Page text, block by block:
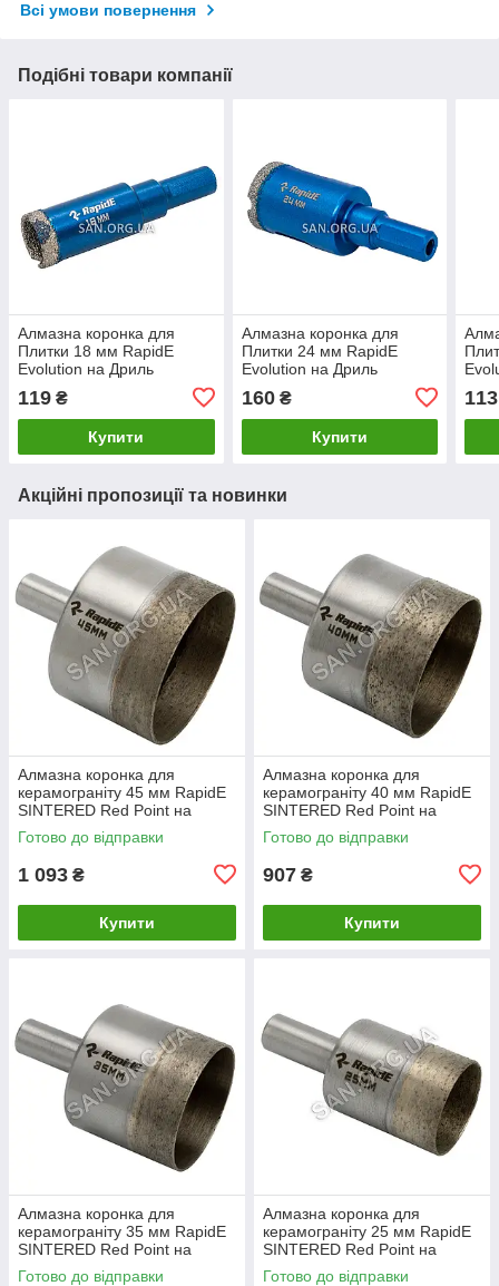
Всі умови повернення
Подібні товари компанії
Алмазна коронка для
Плитки 18 мм RapidE
Evolution на Дриль
119 ₴
Купити
Алмазна коронка для
Плитки 24 мм RapidE
Evolution на Дриль
160₴
Купити
113
Акційні пропозиції та новинки
Алмазна коронка для
керамограніту 45 мм RapidE
SINTERED Red Point на
Дриль
Готово до відправки
1 093 ₴
Купити
Алмазна коронка для
керамограніту 40 мм RapidE
SINTERED Red Point на
Дриль
Готово до відправки
907 ₴
Купити
Алмазна коронка для
керамограніту 35 мм RapidE
SINTERED Red Point на
Дриль
Готово до відправки
Алмазна коронка для
керамограніту 25 мм RapidE
SINTERED Red Point на
Дриль
Готово до відправки